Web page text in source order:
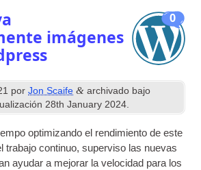
0
imágenes
porJon Scaife & archivado bajo
28th January 2024.
optimizando el rendimiento de este
trabajo continuo, superviso las nuevas
ayudar a mejorar la velocidad para los